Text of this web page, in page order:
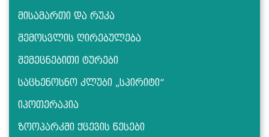
მისამართი და რუკა
შემოსვლის ღირებულება
შემეცნებითი ტურები
საცხენოსნო კლუბი „სპირიტი“
იპოთერაპია
ზოოპარკში ქცევის წესები